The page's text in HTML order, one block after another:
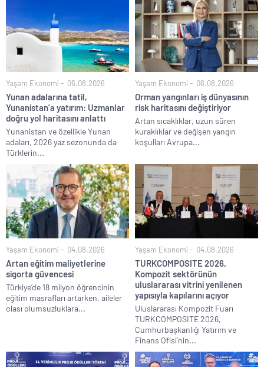
Yaşam Ekonomi 06.08.2026
Yunan adalarına tatil,
Yunanistan’a yatırım: Uzmanlar
doğru yol haritasını anlattı
Yunanistan ve özellikle Yunan
adaları, 2026 yaz sezonunda da
Türklerin...
Yaşam Ekonomi 06.08.2026
Orman yangınları iş dünyasının
risk haritasını değiştiriyor
Artan sıcaklıklar, uzun süren
kuraklıklar ve değişen yangın
koşulları Avrupa...
Yaşam Ekonomi 04.08.2026
Artan eğitim maliyetlerine
sigorta güvencesi
Türkiye’de 18 milyon öğrencinin
eğitim masrafları artarken, aileler
olası olumsuzluklara...
Yaşam Ekonomi 04.08.2026
TURKCOMPOSITE 2026,
Kompozit sektörünün
uluslararası vitrini yenilenen
yapısıyla kapılarını açıyor
Uluslararası Kompozit Fuarı
TURKCOMPOSITE 2026,
Cumhurbaşkanlığı Yatırım ve
Finans Ofisi’nin...